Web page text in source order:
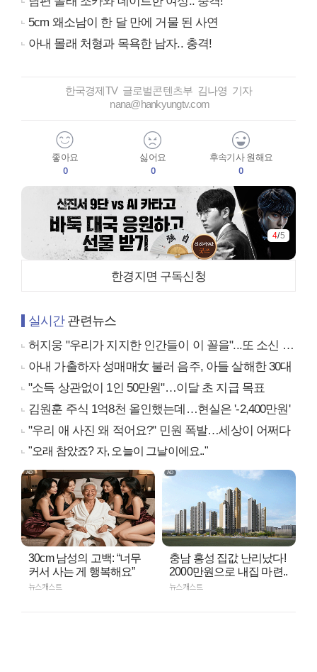
5cm 왜소남이 한 달 만에 거물 된 사연
아내 몰래 처형과 목욕한 남자.. 충격!
한국경제TV 글로벌콘텐츠부 김나영 기자
nana@hankyungtv.com
좋아요
0
싫어요
0
후속기사 원해요
0
4/5
한경지면 구독신청
실시간관련뉴스
허지웅 "우리가 지지한 인간들이 이 꼴을"...또 소신 발언
아내 가출하자 성매매女 불러 음주, 아들 살해한 30대
"소득 상관없이 1인 50만원"…이달 초 지급 목표
김원훈 주식 1억8천 올인했는데…현실은 '-2,400만원'
"우리 애 사진 왜 적어요?" 민원 폭발…세상이 어쩌다
"오래 참았죠? 자, 오늘이 그날이에요.."
30cm 남성의 고백: “너무
커서 사는 게 행복해요”
뉴스캐스트
충남 홍성 집값 난리났다!
2000만원으로 내집 마련..
뉴스캐스트